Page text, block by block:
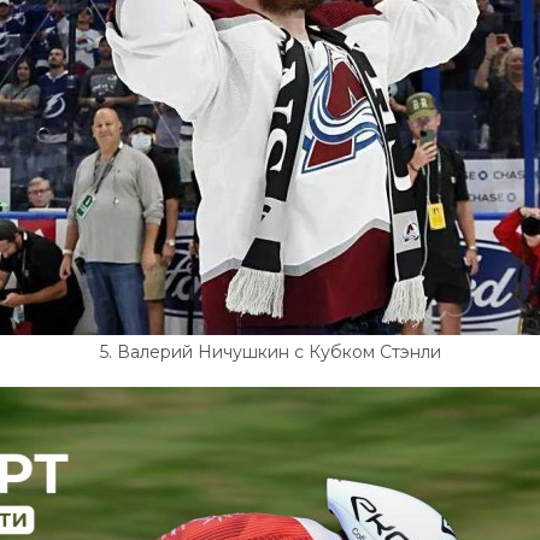
5. Валерий Ничушкин с Кубком Стэнли